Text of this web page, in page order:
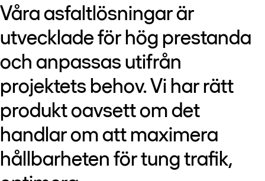
Våra asfaltlösningar är
utvecklade för hög prestanda
och anpassas utifrån
projektets behov. Vi har rätt
produkt oavsett om det
handlar om att maximera
hållbarheten för tung trafik,